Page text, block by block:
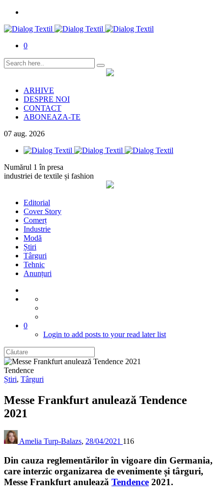
0
ARHIVE
DESPRE NOI
CONTACT
ABONEAZA-TE
07 aug. 2026
Numărul 1 în presa
industriei de textile și fashion
Editorial
Cover Story
Comerț
Industrie
Modă
Știri
Târguri
Tehnic
Anunțuri
0
Login to add posts to your read later list
Tendence
Știri, Târguri
Messe Frankfurt anulează Tendence
2021
Amelia Turp-Balazs, 28/04/2021 116
Din cauza reglementărilor în vigoare din Germania,
care interzic organizarea de evenimente și târguri,
Messe Frankfurt anulează Tendence 2021.